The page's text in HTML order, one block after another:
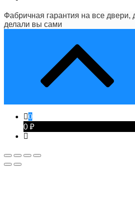
Фабричная гарантия на все двери,
делали вы сами
0
0 ₽